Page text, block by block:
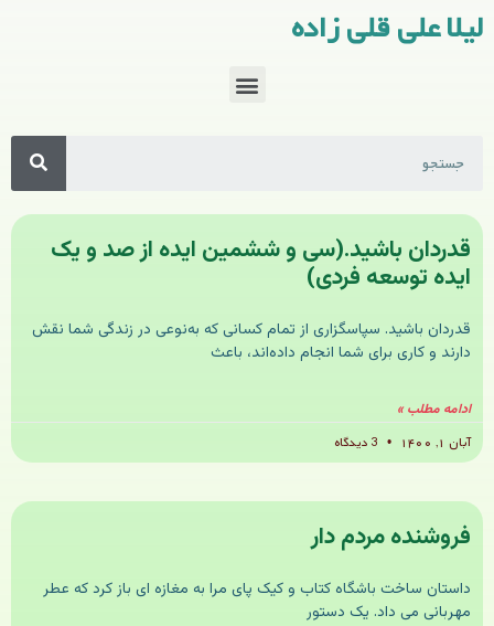
لیلا علی قلی زاده
قدردان باشید.(سی و ششمین ایده از صد و یک
ایده توسعه فردی)
قدردان باشید. سپاسگزاری از تمام کسانی که به‌نوعی در زندگی شما نقش
دارند و کاری برای شما انجام داده‌اند، باعث
ادامه مطلب »
آبان ۱, ۱۴۰۰
فروشنده مردم دار
داستان ساخت باشگاه کتاب و کیک پای مرا به مغازه ای باز کرد که عطر
مهربانی می داد. یک دستور